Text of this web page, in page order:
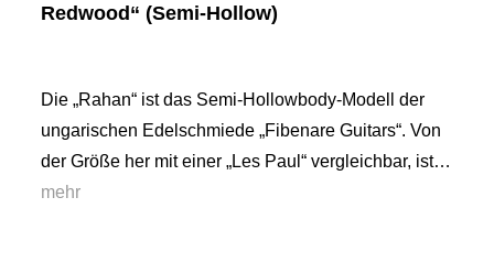
Redwood“ (Semi-Hollow)
Die „Rahan“ ist das Semi-Hollowbody-Modell der
ungarischen Edelschmiede „Fibenare Guitars“. Von
der Größe her mit einer „Les Paul“ vergleichbar, ist…
mehr